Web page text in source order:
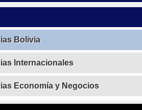
Bolivia
Internacionales
Economía y Negocios